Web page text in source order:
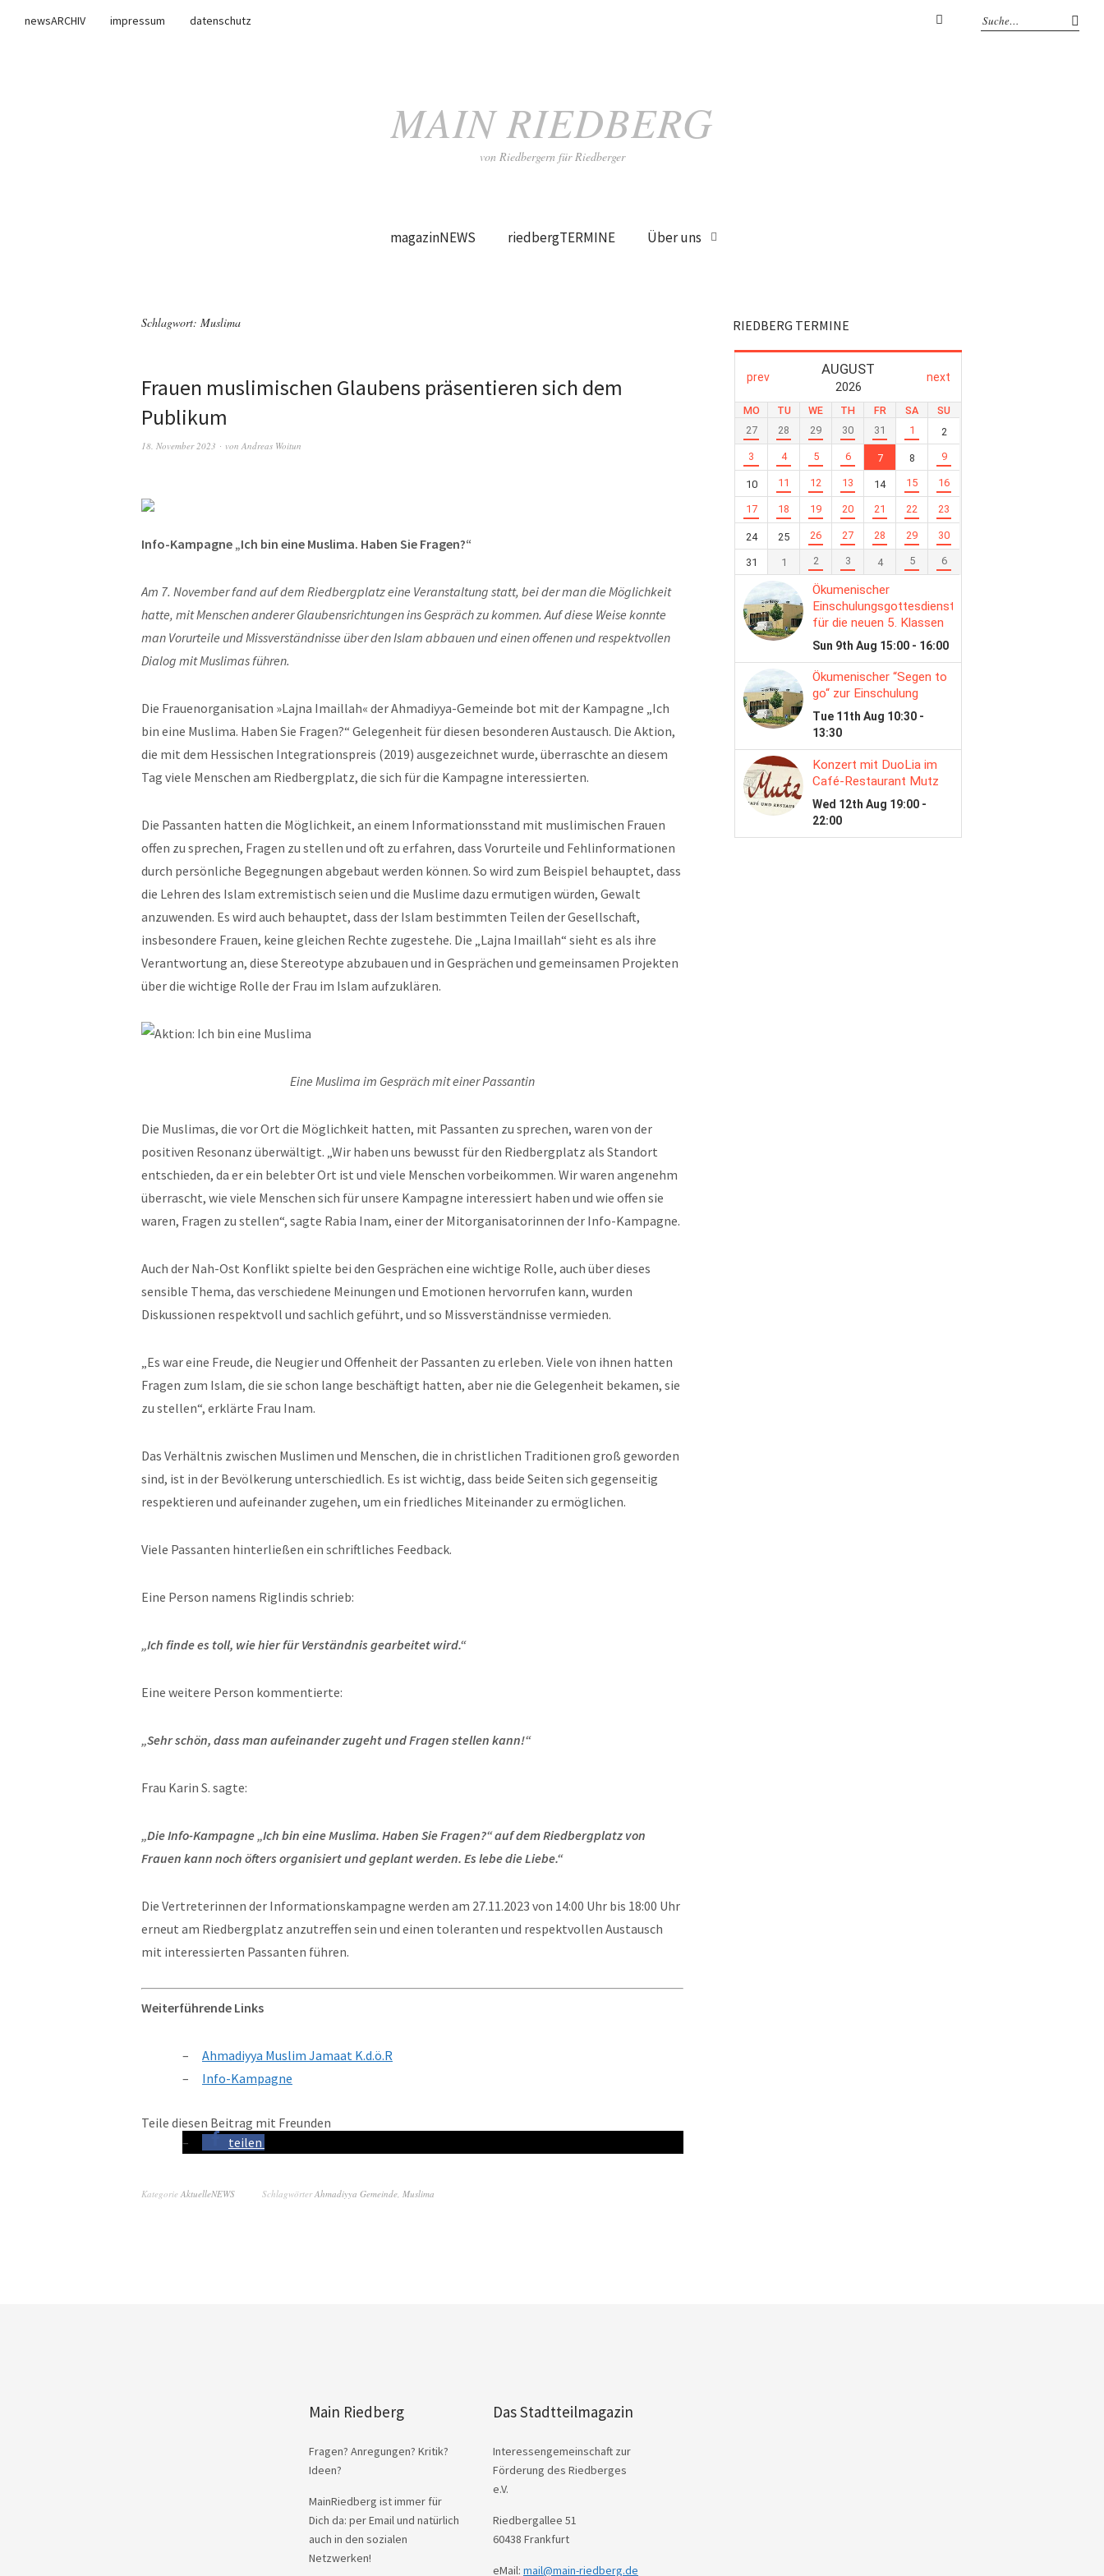
newsARCHIV impressum
datenschutz
MAIN RIEDBERG
von Riedbergern für Riedberger
magazinNEWS riedbergTERMINE Über uns
Schlagwort: Muslima
Frauen muslimischen Glaubens präsentieren sich dem
Publikum
18. November 2023 von Andreas Woitun
Info-Kampagne „Ich bin eine Muslima. Haben Sie Fragen?“
Am 7. November fand auf dem Riedbergplatz eine Veranstaltung statt, bei der man die Möglichkeit
hatte, mit Menschen anderer Glaubensrichtungen ins Gespräch zu kommen. Auf diese Weise konnte
man Vorurteile und Missverständnisse über den Islam abbauen und einen offenen und respektvollen
Dialog mit Muslimas führen.
Die Frauenorganisation »Lajna Imaillah« der Ahmadiyya-Gemeinde bot mit der Kampagne „Ich
bin eine Muslima. Haben Sie Fragen?“ Gelegenheit für diesen besonderen Austausch. Die Aktion,
die mit dem Hessischen Integrationspreis (2019) ausgezeichnet wurde, überraschte an diesem
Tag viele Menschen am Riedbergplatz, die sich für die Kampagne interessierten.
Die Passanten hatten die Möglichkeit, an einem Informationsstand mit muslimischen Frauen
offen zu sprechen, Fragen zu stellen und oft zu erfahren, dass Vorurteile und Fehlinformationen
durch persönliche Begegnungen abgebaut werden können. So wird zum Beispiel behauptet, dass
die Lehren des Islam extremistisch seien und die Muslime dazu ermutigen würden, Gewalt
anzuwenden. Es wird auch behauptet, dass der Islam bestimmten Teilen der Gesellschaft,
insbesondere Frauen, keine gleichen Rechte zugestehe. Die „Lajna Imaillah“ sieht es als ihre
Verantwortung an, diese Stereotype abzubauen und in Gesprächen und gemeinsamen Projekten
über die wichtige Rolle der Frau im Islam aufzuklären.
Eine Muslima im Gespräch mit einer Passantin
Die Muslimas, die vor Ort die Möglichkeit hatten, mit Passanten zu sprechen, waren von der
positiven Resonanz überwältigt. „Wir haben uns bewusst für den Riedbergplatz als Standort
entschieden, da er ein belebter Ort ist und viele Menschen vorbeikommen. Wir waren angenehm
überrascht, wie viele Menschen sich für unsere Kampagne interessiert haben und wie offen sie
waren, Fragen zu stellen“, sagte Rabia Inam, einer der Mitorganisatorinnen der Info-Kampagne.
Auch der Nah-Ost Konflikt spielte bei den Gesprächen eine wichtige Rolle, auch über dieses
sensible Thema, das verschiedene Meinungen und Emotionen hervorrufen kann, wurden
Diskussionen respektvoll und sachlich geführt, und so Missverständnisse vermieden.
„Es war eine Freude, die Neugier und Offenheit der Passanten zu erleben. Viele von ihnen hatten
Fragen zum Islam, die sie schon lange beschäftigt hatten, aber nie die Gelegenheit bekamen, sie
zu stellen“, erklärte Frau Inam.
Das Verhältnis zwischen Muslimen und Menschen, die in christlichen Traditionen groß geworden
sind, ist in der Bevölkerung unterschiedlich. Es ist wichtig, dass beide Seiten sich gegenseitig
respektieren und aufeinander zugehen, um ein friedliches Miteinander zu ermöglichen.
Viele Passanten hinterließen ein schriftliches Feedback.
Eine Person namens Riglindis schrieb:
„Ich finde es toll, wie hier für Verständnis gearbeitet wird.“
Eine weitere Person kommentierte:
„Sehr schön, dass man aufeinander zugeht und Fragen stellen kann!“
Frau Karin S. sagte:
„Die Info-Kampagne „Ich bin eine Muslima. Haben Sie Fragen?“ auf dem Riedbergplatz von
Frauen kann noch öfters organisiert und geplant werden. Es lebe die Liebe.“
Die Vertreterinnen der Informationskampagne werden am 27.11.2023 von 14:00 Uhr bis 18:00 Uhr
erneut am Riedbergplatz anzutreffen sein und einen toleranten und respektvollen Austausch
mit interessierten Passanten führen.
Weiterführende Links
Ahmadiyya Muslim Jamaat K.d.ö.R
Info-Kampagne
Teile diesen Beitrag mit Freunden
teilen
Kategorie AktuelleNEWS SchlagwörterAhmadiyya Gemeinde, Muslima
RIEDBERG TERMINE
Main Riedberg
Fragen? Anregungen? Kritik?
Ideen?
MainRiedberg ist immer für
Dich da: per Email und natürlich
auch in den sozialen
Netzwerken!
Das Stadtteilmagazin
Interessengemeinschaft zur
Förderung des Riedberges
e.V.
Riedbergallee 51
60438 Frankfurt
eMail: mail@main-riedberg.de